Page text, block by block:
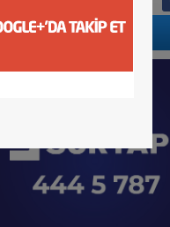
alındı
ölü bulundu